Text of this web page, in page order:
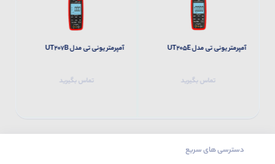
آمپرمتر یونی تی مدل UT205E
تماس بگیرید
آمپرمتر یونی تی مدل UT207B
تماس بگیرید
دسترسی های سریع